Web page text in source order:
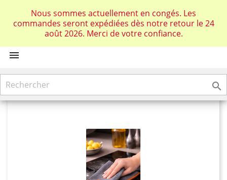
Nous sommes actuellement en congés. Les
commandes seront expédiées dès notre retour le 24
août 2026. Merci de votre confiance.
Connexion
shopping_cart

